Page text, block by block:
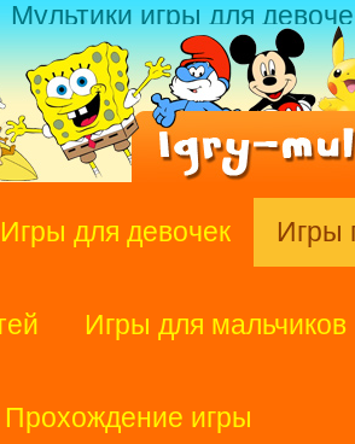
Мультики игры для
Игры для девочек Игры
Игры для мальчиков
Прохождение игры